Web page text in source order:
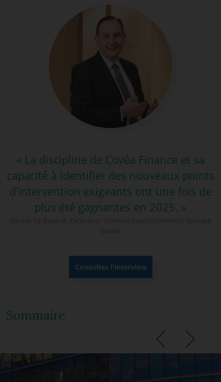
« La discipline de Covéa Finance et sa
capacité à identifier des nouveaux points
d’intervention exigeants ont une fois de
plus été gagnantes en 2025. »
Consultez l'interview
Sommaire
Previous